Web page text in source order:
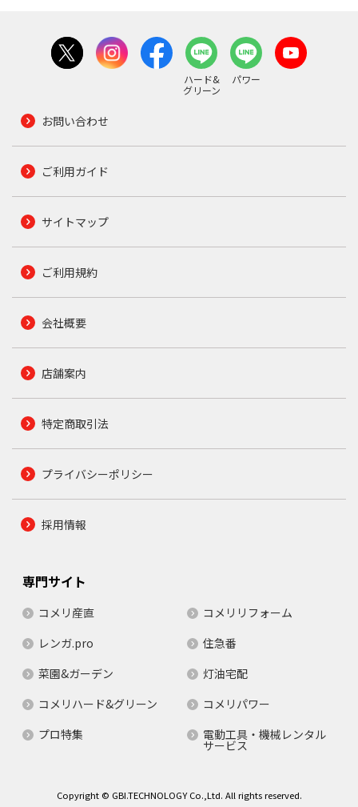
ハード&
グリーン
パワー
お問い合わせ
ご利用ガイド
サイトマップ
ご利用規約
会社概要
店舗案内
特定商取引法
プライバシーポリシー
採用情報
専門サイト
コメリ産直
コメリリフォーム
レンガ.pro
住急番
菜園&ガーデン
灯油宅配
コメリハード&グリーン
コメリパワー
プロ特集
電動工具・機械レンタル
サービス
Copyright © GBI.TECHNOLOGY Co.,Ltd. All rights reserved.